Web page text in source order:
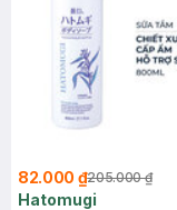
82.000 ₫205.000 ₫
Hatomugi